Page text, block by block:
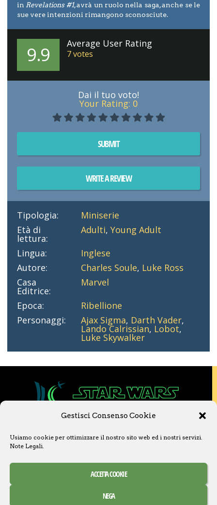
Gestisci Consenso Cookie
Usiamo cookie per ottimizzare il nostro sito web ed i nostri servizi.
Note Legali.
ACCETTA COOKIE
NEGA
in Revelations #1, avrà un ruolo nella saga, anche se le
sue vere intenzioni rimangono sconosciute.
9.9 Average User Rating
7votes
Dai il tuo voto!
Your Rating: 0
SUBMIT
WRITE A REVIEW
Tipologia:
Miniserie
Età di
lettura:
Adulti,Young Adult
Lingua:
Inglese
Autore:
Charles Soule, Luke Ross
Casa
Editrice:
Marvel
Epoca:
Ribellione
Personaggi:
Ajax Sigma, Darth Vader,
Lando Calrissian, Lobot,
Luke Skywalker
Questo sito non è collegato a Lucasfilm LTD o
a The Walt Disney Company o ad altre
Ogni nome, titolo, immagine o qualsiasi altra
forma, appartiene ai propri detentori.